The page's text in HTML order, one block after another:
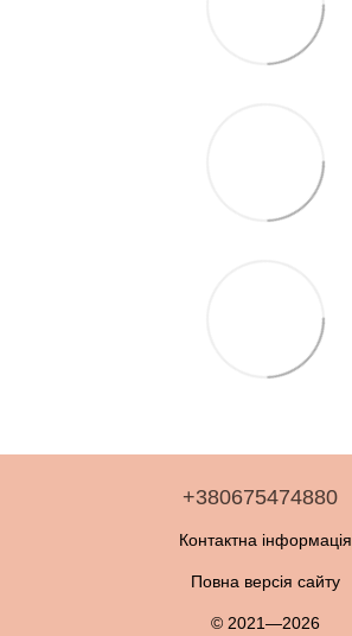
+380675474880
Контактна інформація
Повна версія сайту
© 2021—2026